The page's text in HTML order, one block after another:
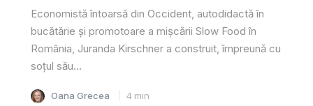
Economistă întoarsă din Occident, autodidactă în
bucătărie și promotoare a mișcării Slow Food în
România, Juranda Kirschner a construit, împreună cu
soțul său...
Oana Grecea 4 min